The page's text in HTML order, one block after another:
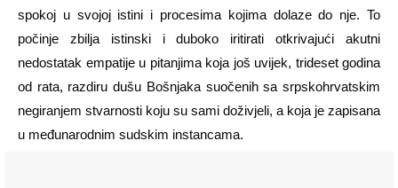
spokoj u svojoj istini i procesima kojima dolaze do nje. To
počinje zbilja istinski i duboko iritirati otkrivajući akutni
nedostatak empatije u pitanjima koja još uvijek, trideset godina
od rata, razdiru dušu Bošnjaka suočenih sa srpskohrvatskim
negiranjem stvarnosti koju su sami doživjeli, a koja je zapisana
u međunarodnim sudskim instancama.